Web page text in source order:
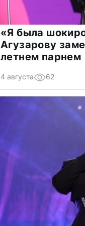
«Я была
Агузарову
летнем парнем
4 августа 62